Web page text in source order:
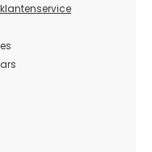
klantenservice